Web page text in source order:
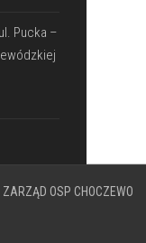
Pucka –
ZARZĄD OSP CHOCZEWO